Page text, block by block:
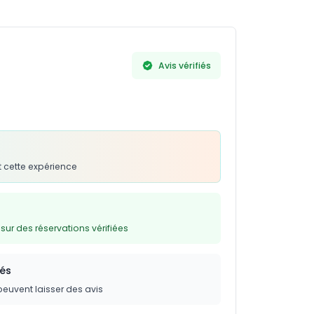
Avis vérifiés
cette expérience
des réservations vérifiées
laisser des avis